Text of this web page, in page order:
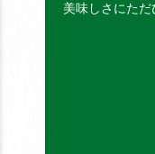
美味しさにただ